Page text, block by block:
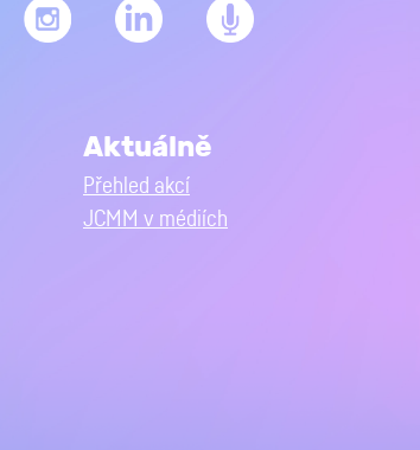
Aktuálně
Přehled akcí
JCMM v médiích